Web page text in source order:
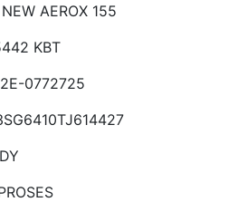
AEROX 155
KBT
0772725